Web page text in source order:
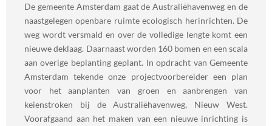
De gemeente Amsterdam gaat de Australiëhavenweg en de
naastgelegen openbare ruimte ecologisch herinrichten. De
weg wordt versmald en over de volledige lengte komt een
nieuwe deklaag. Daarnaast worden 160 bomen en een scala
aan overige beplanting geplant. In opdracht van Gemeente
Amsterdam tekende onze projectvoorbereider een plan
voor het aanplanten van groen en aanbrengen van
keienstroken bij de Australiëhavenweg, Nieuw West.
Voorafgaand aan het maken van een nieuwe inrichting is